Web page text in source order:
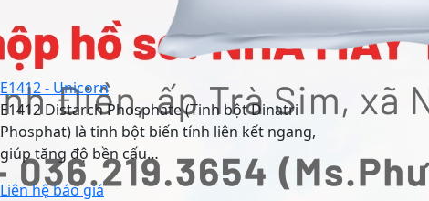
E1412 - Unicorn
E1412 Distarch Phosphate (Tinh bột Dinatri
Phosphat) là tinh bột biến tính liên kết ngang,
giúp tăng độ bền cấu…
Liên hệ báo giá